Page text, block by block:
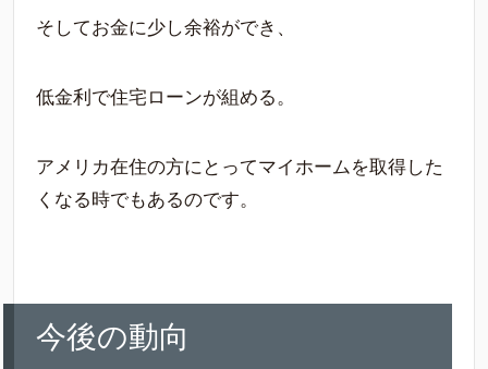
そしてお金に少し余裕ができ、
低金利で住宅ローンが組める。
アメリカ在住の方にとってマイホームを取得した
くなる時でもあるのです。
今後の動向